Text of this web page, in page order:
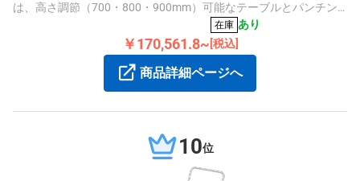
は、高さ調節（700・800・900mm）可能なテーブルとパンチン
グ棚板を備え、キャスター（φ50mm）で移動も容易です。
在庫 あり
￥170,561.8~ [税込]
商品詳細ページへ
10位